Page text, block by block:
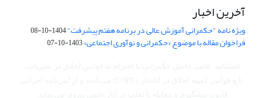
آخرین اخبار
ویژه نامه "حکمرانی آموزش عالی در برنامه هفتم پیشرفت"1404-10-08
فراخوان مقاله با موضوع «حکمرانی و نوآوری اجتماعی»1403-10-07